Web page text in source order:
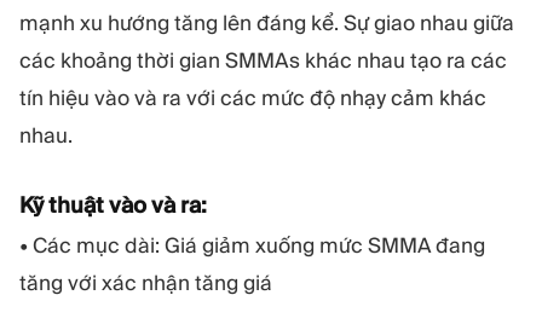
mạnh xu hướng tăng lên đáng kể. Sự giao nhau giữa
các khoảng thời gian SMMAs khác nhau tạo ra các
tín hiệu vào và ra với các mức độ nhạy cảm khác
nhau.
Kỹ thuật vào và ra:
• Các mục dài: Giá giảm xuống mức SMMA đang
tăng với xác nhận tăng giá